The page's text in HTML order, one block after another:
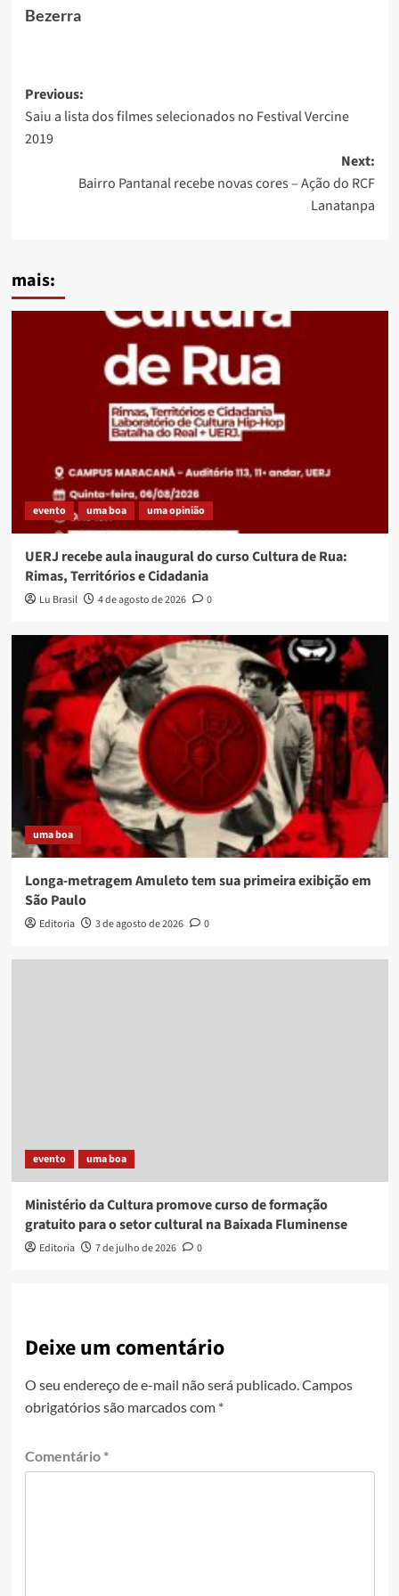
Bezerra
Post
navigation
Previous:
Saiu a lista dos filmes selecionados no Festival Vercine
2019
Next:
Bairro Pantanal recebe novas cores – Ação do RCF
Lanatanpa
mais:
evento uma boa uma opinião
UERJ recebe aula inaugural do curso Cultura de Rua:
Rimas, Territórios e Cidadania
Lu Brasil 4 de agosto de 2026 0
uma boa
Longa-metragem Amuleto tem sua primeira exibição em
São Paulo
Editoria 3 de agosto de 2026 0
evento uma boa
Ministério da Cultura promove curso de formação
gratuito para o setor cultural na Baixada Fluminense
Editoria 7 de julho de 2026 0
Deixe um comentário
O seu endereço de e-mail não será publicado.Campos
obrigatórios são marcados com *
Comentário *